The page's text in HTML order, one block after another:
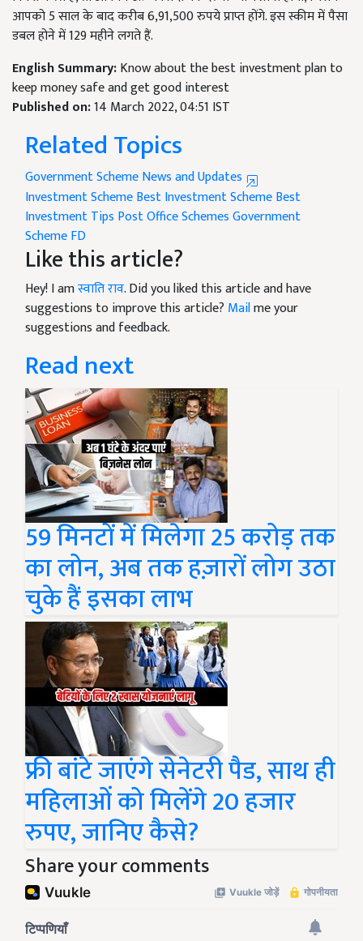
आपको 5 साल के बाद करीब 6,91,500 रुपये प्राप्त होंगे. इस स्कीम में पैसा
डबल होने में 129 महीने लगते हैं.
English Summary:Know about the best investment plan to
keep money safe and get good interest
Published on:14 March 2022, 04:51 IST
Related Topics
Government Scheme News and Updates
Investment SchemeBest Investment SchemeBest
Investment Tips Post Office SchemesGovernment
SchemeFD
Like this article?
Hey! I amस्वाति राव. Did you liked this article and have
suggestions to improve this article? Mailme your
suggestions and feedback.
Read next
59 मिनटों में मिलेगा 25 करोड़ तक
का लोन, अब तक हज़ारों लोग उठा
चुके हैं इसका लाभ
फ्री बांटे जाएंगे सेनेटरी पैड, साथ ही
महिलाओं को मिलेंगे 20 हजार
रुपए, जानिए कैसे?
Share your comments